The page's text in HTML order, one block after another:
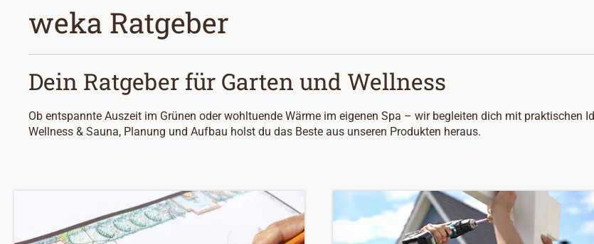
weka Ratgeber
Dein Ratgeber für Garten und Wellness
Ob entspannte Auszeit im Grünen oder wohltuende Wärme im eigenen Spa – wir begleiten dich mit praktischen
Wellness & Sauna, Planung und Aufbau holst du das Beste aus unseren Produkten heraus.